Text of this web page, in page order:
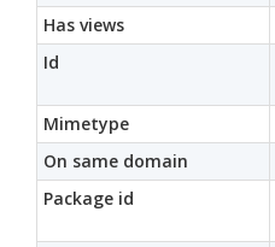
Has views
Id
Mimetype
On same domain
Package id